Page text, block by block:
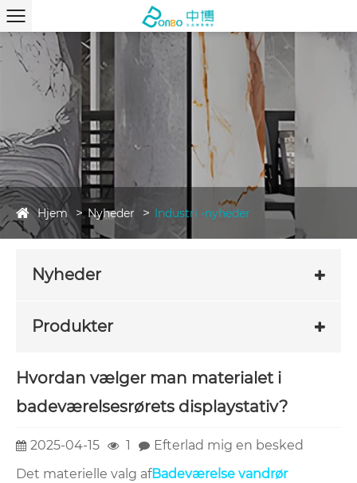
Hjem Nyheder Industri -nyheder
Nyheder
Produkter
Hvordan vælger man materialet i
badeværelsesrørets displaystativ?
2025-04-15 1
Efterlad mig en besked
Det materielle valg afBadeværelse vandrør